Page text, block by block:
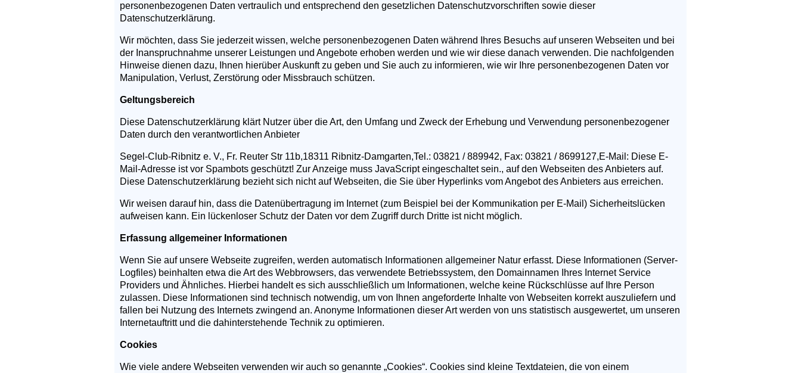
personenbezogenen Daten vertraulich und entsprechend den gesetzlichen Datenschutzvorschriften sowie dieser
Datenschutzerklärung.
Wir möchten, dass Sie jederzeit wissen, welche personenbezogenen Daten während Ihres Besuchs auf unseren Webseiten und bei
der Inanspruchnahme unserer Leistungen und Angebote erhoben werden und wie wir diese danach verwenden. Die nachfolgenden
Hinweise dienen dazu, Ihnen hierüber Auskunft zu geben und Sie auch zu informieren, wie wir Ihre personenbezogenen Daten vor
Manipulation, Verlust, Zerstörung oder Missbrauch schützen.
Geltungsbereich
Diese Datenschutzerklärung klärt Nutzer über die Art, den Umfang und Zweck der Erhebung und Verwendung personenbezogener
Daten durch den verantwortlichen Anbieter
Segel-Club-Ribnitz e. V., Fr. Reuter Str 11b,18311 Ribnitz-Damgarten,Tel.: 03821 / 889942, Fax: 03821 / 8699127,E-Mail: Diese E-
Mail-Adresse ist vor Spambots geschützt! Zur Anzeige muss JavaScript eingeschaltet sein., auf den Webseiten des Anbieters auf.
Diese Datenschutzerklärung bezieht sich nicht auf Webseiten, die Sie über Hyperlinks vom Angebot des Anbieters aus erreichen.
Wir weisen darauf hin, dass die Datenübertragung im Internet (zum Beispiel bei der Kommunikation per E-Mail) Sicherheitslücken
aufweisen kann. Ein lückenloser Schutz der Daten vor dem Zugriff durch Dritte ist nicht möglich.
Erfassung allgemeiner Informationen
Wenn Sie auf unsere Webseite zugreifen, werden automatisch Informationen allgemeiner Natur erfasst. Diese Informationen (Server-
Logfiles) beinhalten etwa die Art des Webbrowsers, das verwendete Betriebssystem, den Domainnamen Ihres Internet Service
Providers und Ähnliches. Hierbei handelt es sich ausschließlich um Informationen, welche keine Rückschlüsse auf Ihre Person
zulassen. Diese Informationen sind technisch notwendig, um von Ihnen angeforderte Inhalte von Webseiten korrekt auszuliefern und
fallen bei Nutzung des Internets zwingend an. Anonyme Informationen dieser Art werden von uns statistisch ausgewertet, um unseren
Internetauftritt und die dahinterstehende Technik zu optimieren.
Cookies
Wie viele andere Webseiten verwenden wir auch so genannte „Cookies“. Cookies sind kleine Textdateien, die von einem